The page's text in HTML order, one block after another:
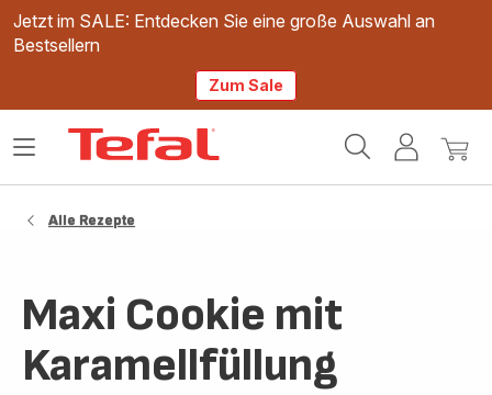
Jetzt im SALE: Entdecken Sie eine große Auswahl an
Bestsellern
Zum Sale
Mein
Mein
Das
Alle Rezepte
Maxi Cookie mit
Karamellfüllung